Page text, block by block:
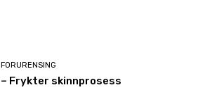
FORURENSING
– Frykter skinnprosess